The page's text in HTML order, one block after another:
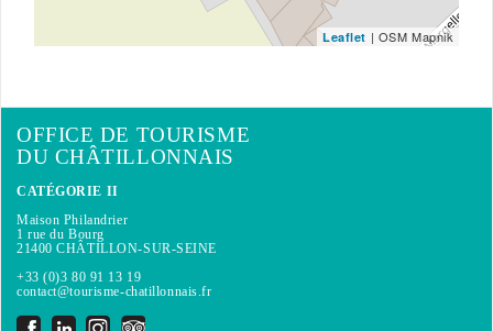
Leaflet | OSM Mapnik
OFFICE DE TOURISME
DU CHÂTILLONNAIS
CATÉGORIE II
Maison Philandrier
1 rue du Bourg
21400 CHÂTILLON-SUR-SEINE
+33 (0)3 80 91 13 19
contact@tourisme-chatillonnais.fr